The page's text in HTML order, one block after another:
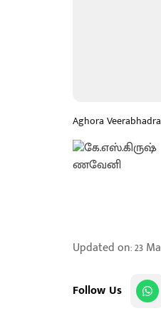
Aghora
Updated on:23
Follow Us